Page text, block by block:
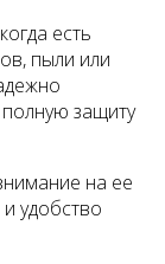
есть
пыли или
защиту
на ее
удобство